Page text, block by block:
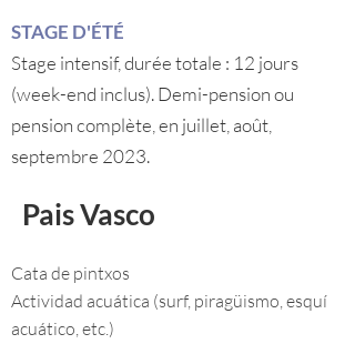
STAGE D'ÉTÉ
Stage intensif, durée totale : 12 jours
(week-end inclus). Demi-pension ou
pension complète, en juillet, août,
septembre 2023.
Cata de pintxos
Actividad acuática (surf, piragüismo, esquí
acuático, etc.)
Pais Vasco